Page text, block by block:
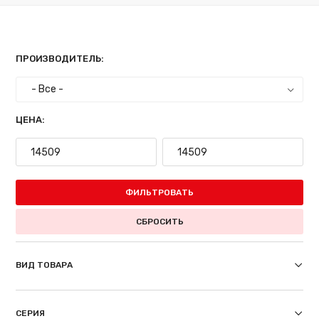
ПРОИЗВОДИТЕЛЬ:
ЦЕНА:
ФИЛЬТРОВАТЬ
СБРОСИТЬ
ВИД ТОВАРА
СЕРИЯ